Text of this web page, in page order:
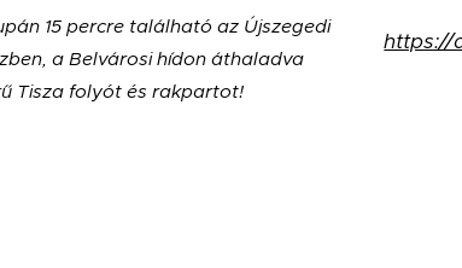
15 percre található az Újszegedi
a Belvárosi hídon áthaladva
Tisza folyót és rakpartot!
https://